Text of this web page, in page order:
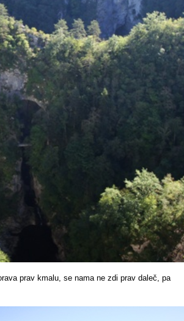
prav kmalu, se nama ne zdi prav daleč, pa